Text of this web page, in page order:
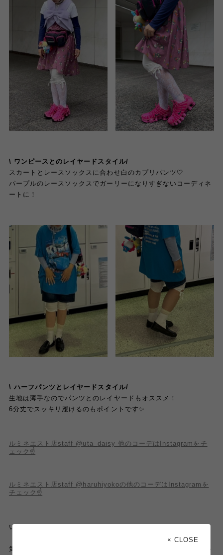
\ ワンピースとのレイヤード スタイル/
スカートとレースソックスに合わせ白のカプリパンツ🤍
パープルのレースソックスでガーリーになりすぎないコーディネ
ートに！
\ ハーフパンツとレイヤードスタイル/
生地は薄手なのでパンツとのレイヤードもオススメ！
6分丈でスッキリ履けるのもポイントです✨
ルミネエスト店staff @uta_daisy 他のコーデはInstagramをチ
ェック☝️
ルミネエスト店staff @haruhiyokoの他のコーデはInstagramを
チェック☝️
いかがでしたか
気になる商品ございましたら、画像タップで商品詳細をご確認い
× CLOSE